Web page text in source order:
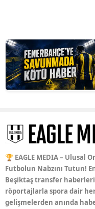
🏆 EAGLE MEDIA – Ulusal
Futbolun Nabzını Tutun!
Beşiktaş transfer
röportajlarla spora dair
gelişmelerden anında